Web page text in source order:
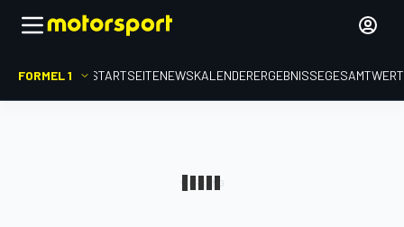
FORMEL 1 STARTSEITENEWSKALENDERERGEBNISSE